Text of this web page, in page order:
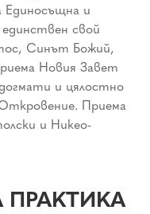
Единосъщна и
единствен свой
Синът Божий,
Новия Завет
и цялостно
Приема
и Никео-